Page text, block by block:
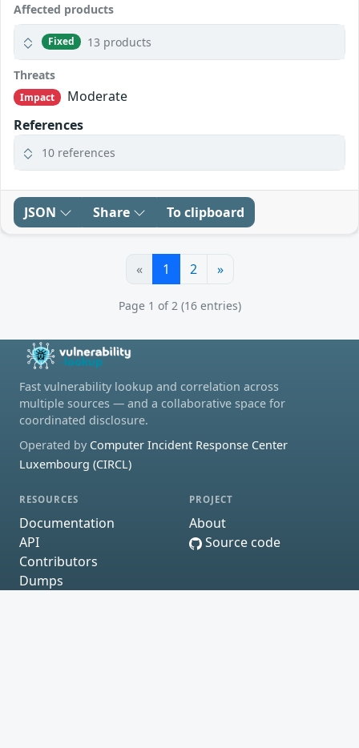
Affected products
Fixed 13 products
Threats
Impact
Moderate
References
10 references
JSON Share To clipboard
« 1 2 »
Page 1 of 2 (16 entries)
Fast vulnerability lookup and correlation across
multiple sources — and a collaborative space for
coordinated disclosure.
Operated by Computer Incident Response Center
Luxembourg (CIRCL)
RESOURCES
Documentation
API
Contributors
Dumps
PROJECT
About
Source code